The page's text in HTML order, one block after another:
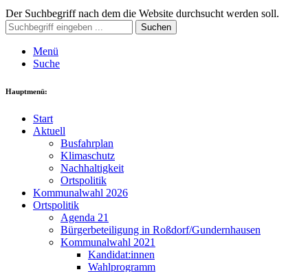
Der Suchbegriff nach dem die Website durchsucht werden soll.
Suchen
Menü
Suche
Hauptmenü:
Start
Aktuell
Busfahrplan
Klimaschutz
Nachhaltigkeit
Ortspolitik
Kommunalwahl 2026
Ortspolitik
Agenda 21
Bürgerbeteiligung in Roßdorf/Gundernhausen
Kommunalwahl 2021
Kandidat:innen
Wahlprogramm